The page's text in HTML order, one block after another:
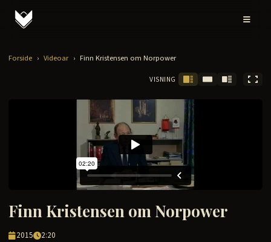
Forside › Videoar › Finn Kristensen om Norpower
VISNING
Finn Kristensen om Norpower
2015 2:20